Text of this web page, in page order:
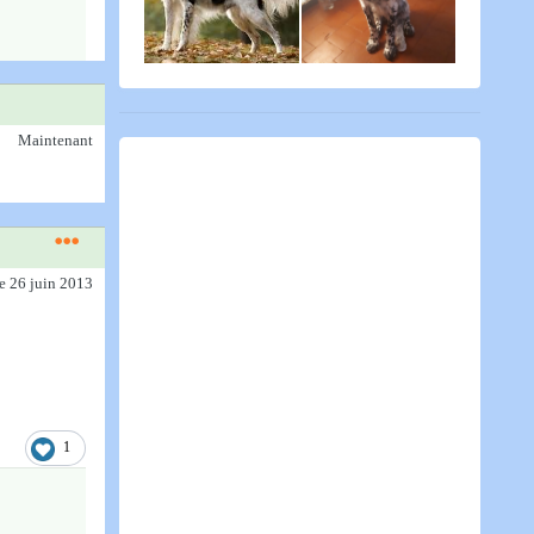
Maintenant
26 juin 2013
1